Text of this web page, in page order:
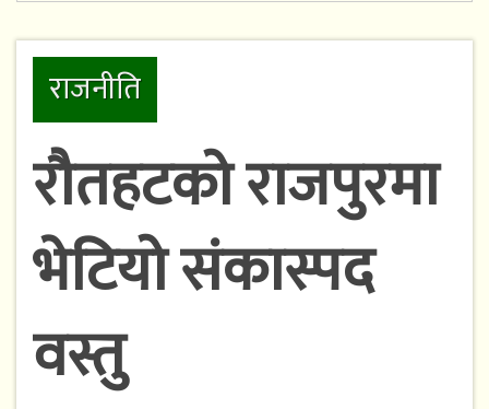
राजनीति
रौतहटको राजपुरमा
भेटियो संकास्पद
वस्तु